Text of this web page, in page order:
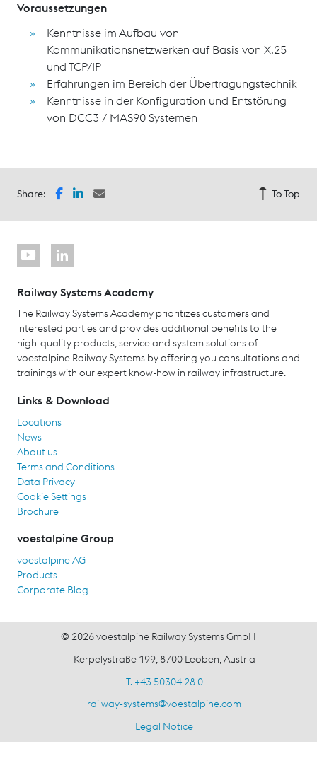
Voraussetzungen
Kenntnisse im Aufbau von
Kommunikationsnetzwerken auf Basis von X.25
und TCP/IP
Erfahrungen im Bereich der Übertragungstechnik
Kenntnisse in der Konfiguration und Entstörung
von DCC3 / MAS90 Systemen
Share: To Top
Railway Systems Academy
The Railway Systems Academy prioritizes customers and
interested parties and provides additional benefits to the
high-quality products, service and system solutions of
voestalpine Railway Systems by offering you consultations and
trainings with our expert know-how in railway infrastructure.
Links & Download
Locations
News
About us
Terms and Conditions
Data Privacy
Cookie Settings
Brochure
voestalpine Group
voestalpine AG
Products
Corporate Blog
© 2026 voestalpine Railway Systems GmbH
Kerpelystraße 199, 8700 Leoben, Austria
T. +43 50304 28 0
railway-systems@voestalpine.com
Legal Notice